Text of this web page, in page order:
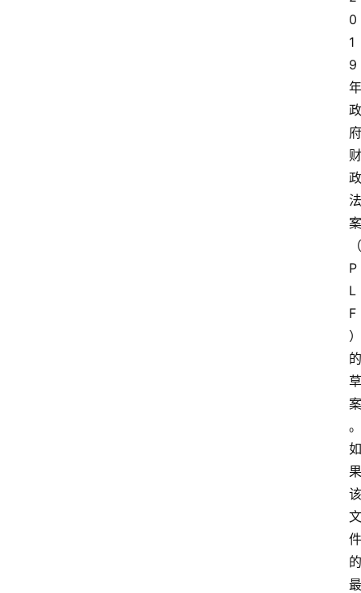
0
1
9
年
政
府
财
政
法
案
（
P
L
F
）
的
草
案
。
如
果
该
文
件
的
最